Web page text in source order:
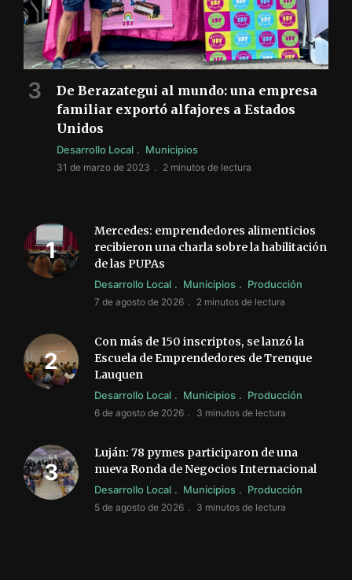
De Berazategui al mundo: una empresa
familiar exportó alfajores a Estados
Unidos
Desarrollo Local Municipios
31 de marzo de 2023 2 minutos de lectura
Mercedes: emprendedores alimenticios
recibieron una charla sobre la habilitación
de las PUPAs
Desarrollo Local Municipios Producción
7 de agosto de 2026 2 minutos de lectura
Con más de 150 inscriptos, se lanzó la
Escuela de Emprendedores de Trenque
Lauquen
Desarrollo Local Municipios Producción
6 de agosto de 2026 3 minutos de lectura
Luján: 78 pymes participaron de una
nueva Ronda de Negocios Internacional
Desarrollo Local Municipios Producción
5 de agosto de 2026 3 minutos de lectura